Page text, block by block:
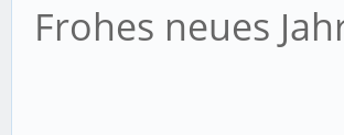
Frohes neues